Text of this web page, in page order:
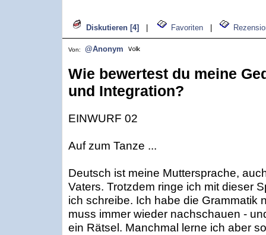
Diskutieren [4] Favoriten
Von: @Anonym
Wie bewertest du meine
und Integration?
EINWURF 02
Auf zum Tanze ...
Deutsch ist meine Muttersprache,
Vaters. Trotzdem ringe ich mit dieser
ich schreibe. Ich habe die Grammatik
muss immer wieder nachschauen -
ein Rätsel. Manchmal lerne ich aber